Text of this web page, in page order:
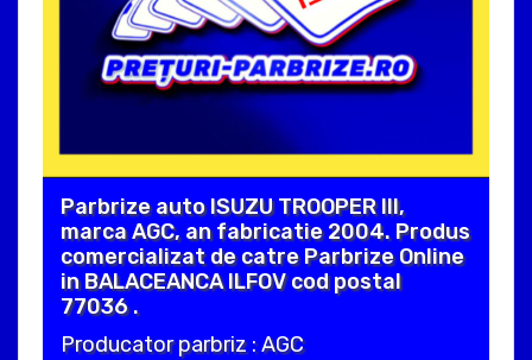
Parbrize auto ISUZU TROOPER III,
marca AGC, an fabricatie 2004. Produs
comercializat de catre Parbrize Online
in BALACEANCA ILFOV cod postal
77036 .
Producator parbriz : AGC